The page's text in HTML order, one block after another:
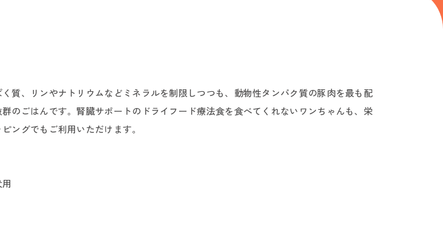
質、リンやナトリウムなどミネラルを制限しつつも、動物性タンパク質の豚肉を最も配
のごはんです。腎臓サポートのドライフード療法食を食べてくれないワンちゃんも、栄
ングでもご利用いただけます。